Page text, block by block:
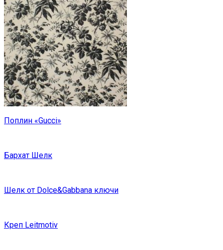
Поплин «Gucci»
Бархат Шелк
Шелк от Dolce&Gabbana ключи
Креп Leitmotiv